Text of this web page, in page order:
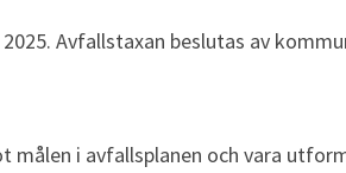
Avfallstaxan beslutas av
i avfallsplanen och vara